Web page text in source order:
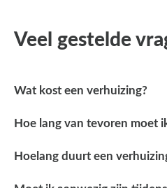
Veel gestelde
Wat kost een verhuizing?
Hoe lang van tevoren moet
Hoelang duurt een